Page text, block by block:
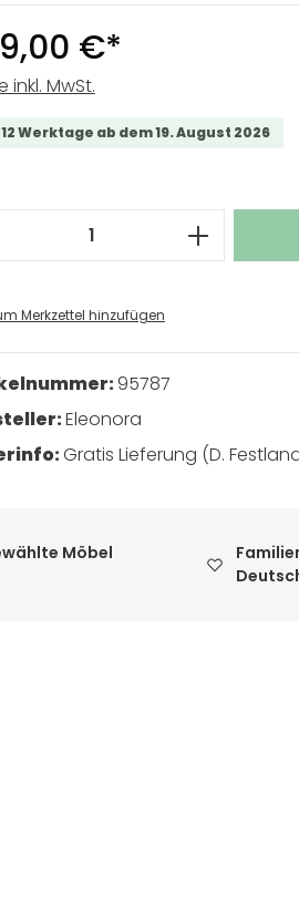
€*
inkl. MwSt.
Werktage ab dem 19. August 2026
Anzahl: Gib
Merkzettel hinzufügen
95787
Eleonora
Gratis Lieferung (D.
Möbel